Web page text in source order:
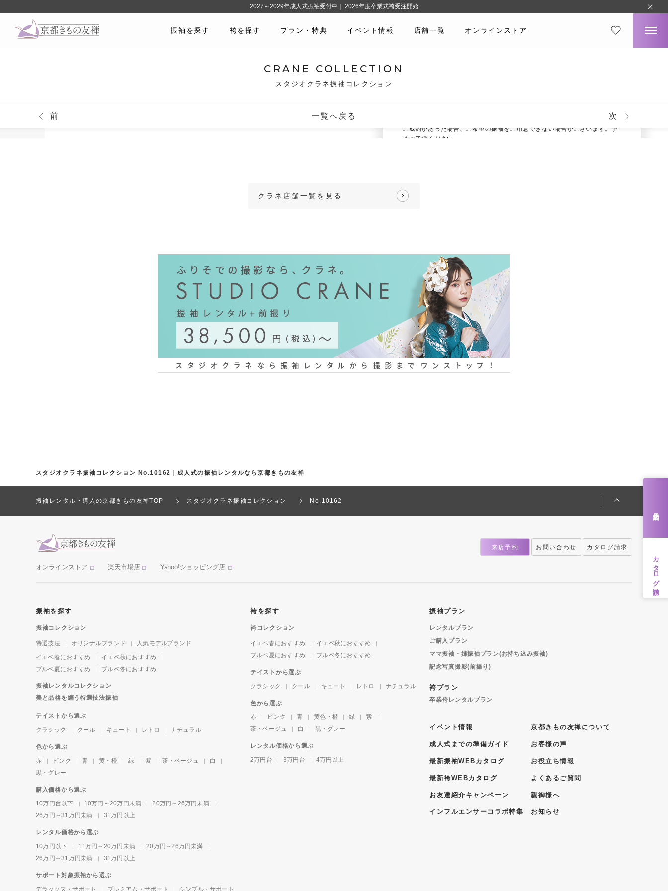
振袖を探す 袴を探す プラン・特典 イベント情報 店舗一覧 オンラインストア
CRANE COLLECTION
スタジオクラネ振袖コレクション
前 一覧へ戻る 次
撮影込みで 38,500 円（税込）～から プランの詳細はこちら
ご成約があった場合、ご希望の振袖をご用意できない場合がございます。予
めご了承ください。
クラネ店舗一覧を見る
スタジオクラネ振袖コレクション No.10162｜成人式の振袖レンタルなら京都きもの友禅
振袖レンタル・購入の京都きもの友禅TOP スタジオクラネ振袖コレクション No.10162
カタログ請求
オンラインストア 楽天市場店 Yahoo!ショッピング店
来店予約 お問い合わせ カタログ請求
振袖を探す
振袖コレクション
特選技法 オリジナルブランド
人気モデルブランド
イエベ春におすすめ
イエベ秋におすすめ
ブルベ夏におすすめ
ブルベ冬におすすめ
振袖レンタルコレクション
美と品格を纏う特選技法振袖
テイストから選ぶ
クラシック
クール キュート レトロ ナチュラル
色から選ぶ
赤
ピンク 青 黄・橙 緑 紫 茶・ベージュ
白
黒・グレー
購入価格から選ぶ
10万円台以下
10万円～20万円未満
20万円～26万円未満
26万円～31万円未満
31万円以上
レンタル価格から選ぶ
10万円以下
11万円～20万円未満
20万円～26万円未満
26万円～31万円未満
31万円以上
サポート対象振袖から選ぶ
デラックス・サポート
プレミアム・サポート シンプル・サポート
袴を探す
袴コレクション
イエベ春におすすめ
イエベ秋におすすめ
ブルベ夏におすすめ
ブルベ冬におすすめ
テイストから選ぶ
クラシック
クール キュート レトロ ナチュラル
色から選ぶ
赤
ピンク 青 黄色・橙 緑
紫
茶・ベージュ
白 黒・グレー
レンタル価格から選ぶ
2万円台
3万円台 4万円以上
振袖プラン
レンタルプラン
ご購入プラン
ママ振袖・姉振袖プラン(お持ち込み振袖)
記念写真撮影(前撮り)
袴プラン
卒業袴レンタルプラン
イベント情報
成人式までの準備ガイド
最新振袖WEBカタログ
最新袴WEBカタログ
お友達紹介キャンペーン
インフルエンサーコラボ特集
京都きもの友禅について
お客様の声
お役立ち情報
よくあるご質問
親御様へ
お知らせ
2027～2029年成人式振袖受付中｜ 2026年度卒業式袴受注開始